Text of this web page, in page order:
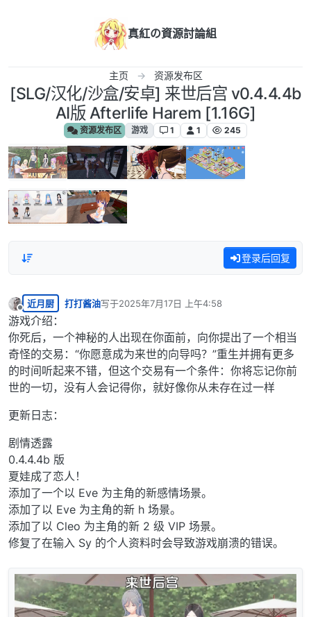
真紅の資源討論組
主页 资源发布区
[SLG/汉化/沙盒/安卓] 来世后宫 v0.4.4.4b
AI版 Afterlife Harem [1.16G]
资源发布区 游戏 1 1 245
登录后回复
离线
近月厨 打打酱油写于2025年7月17日 上午4:58
最后由 编辑
游戏介绍：
你死后，一个神秘的人出现在你面前，向你提出了一个相当
奇怪的交易：“你愿意成为来世的向导吗？”重生并拥有更多
的时间听起来不错，但这个交易有一个条件：你将忘记你前
世的一切，没有人会记得你，就好像你从未存在过一样
更新日志：
剧情透露
0.4.4.4b 版
夏娃成了恋人！
添加了一个以 Eve 为主角的新感情场景。
添加了以 Eve 为主角的新 h 场景。
添加了以 Cleo 为主角的新 2 级 VIP 场景。
修复了在输入 Sy 的个人资料时会导致游戏崩溃的错误。